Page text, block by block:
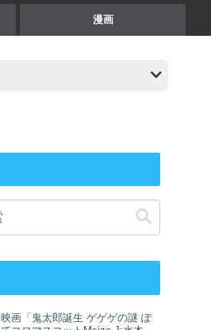
漫画
映画「鬼太郎誕生 ゲゲゲの謎 ぽ